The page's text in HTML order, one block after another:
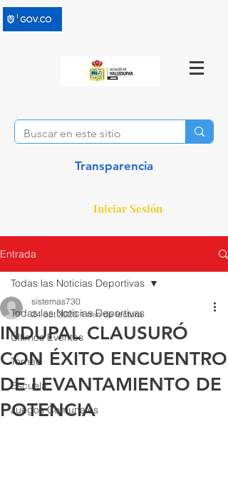
Transparencia
Iniciar Sesión
Entrada
Todas las Noticias Deportivas
Últimos Eventos
Torneo
Escuela
Juegos Comunales
Todas las Noticias Deportivas
INDUPAL CLAUSURÓ
CON ÉXITO ENCUENTRO
DE LEVANTAMIENTO DE
POTENCIA
sistemas730
24 oct 2020 1 min de lectura